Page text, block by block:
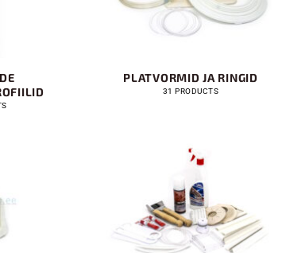
PLATVORMID JA RINGID
31 PRODUCTS